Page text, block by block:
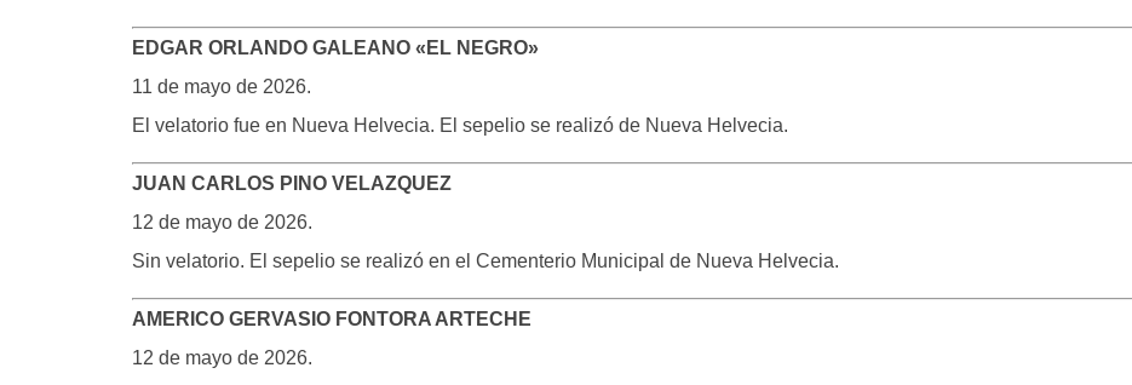
EDGAR ORLANDO GALEANO «EL NEGRO»
11 de mayo de 2026.
El velatorio fue en Nueva Helvecia. El sepelio se realizó de Nueva Helvecia.
JUAN CARLOS PINO VELAZQUEZ
12 de mayo de 2026.
Sin velatorio. El sepelio se realizó en el Cementerio Municipal de Nueva Helvecia.
AMERICO GERVASIO FONTORA ARTECHE
12 de mayo de 2026.